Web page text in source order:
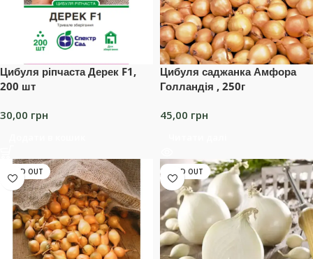
Цибуля ріпчаста Дерек F1,
200 шт
30,00 грн
Цибуля саджанка Амфора
Голландія , 250г
45,00 грн
SOLD OUT SOLD OUT